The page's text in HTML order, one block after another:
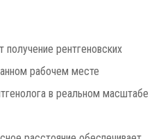
рентгеновских
рабочем месте
в реальном масштабе